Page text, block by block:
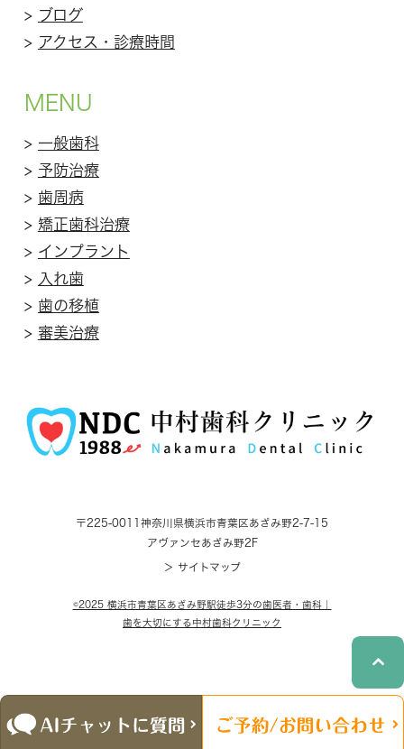
> ブログ
> アクセス・診療時間
MENU
> 一般歯科
> 予防治療
> 歯周病
> 矯正歯科治療
> インプラント
> 入れ歯
> 歯の移植
> 審美治療
〒225-0011 神奈川県横浜市青葉区あざみ野2-7-15
アヴァンセあざみ野2F
＞ サイトマップ
©2025 横浜市青葉区あざみ野駅徒歩3分の歯医者・歯科｜
歯を大切にする中村歯科クリニック